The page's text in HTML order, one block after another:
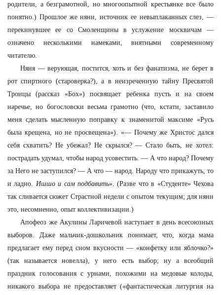
родители, а безграмотной, но многоопытной крестьянке все было
понятно.) Прошлое же няни, источник ее невыплаканных слез, —
перекинувшее ее со Смоленщины в услужение москвичам —
означено несколькими намеками, внятными современному
читателю.
Няня — верующая, постится, хоть и без фанатизма, не берет в
рот спиртного (староверка?), а в неизреченную тайну Пресвятой
Троицы (рассказ «Бох») посвящает ребенка пусть и на своем
наречье, но богословски весьма грамотно (что, кстати, заставило
меня сделать мысленную поправку к знаменитой максиме «Русь
была крещена, но не просвещена»). «— Почему же Христос дался
себя схватить? Не убежал? Не скрылся? — Стало быть, не хотел:
пострадать удумал, чтобы народ усовестить. — А что народ? Почему
за Него не заступился? — А что — народ. Народу что прикажуть, то
и ладно. Ишшо и сам подбавить». (Разве что в «Студенте» Чехова
так сливается сюжет Страстной недели с опытом текущим; для няни
это, несомненно, опыт коллективизации.)
Апофеоз же Акулины Ларичевой наступает в день всесоюзных
выборов. Даже мальчик-дошкольник понимает, что, когда мама
предлагает ему перед сном вкусности — «конфетку или яблочко?»
(так называется новелла), у него есть выбор; ну а всеобщий
праздник голосования с урнами, похожими на медовые колоды,
никакого выбора не предоставляет («фантастическая литургия на